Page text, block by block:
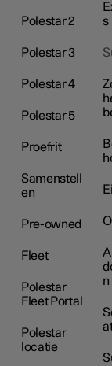
Polestar 2
Polestar 3
Polestar 4
Polestar 5
Proefrit
Samenstell
en
Pre-owned
Fleet
Polestar
Fleet Portal
Polestar
locatie
s
n